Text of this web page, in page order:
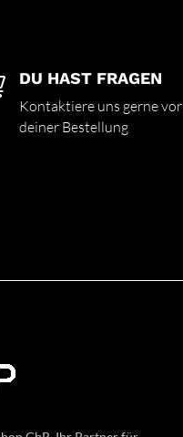
DU HAST FRAGEN
Kontaktiere uns gerne vor
deiner Bestellung